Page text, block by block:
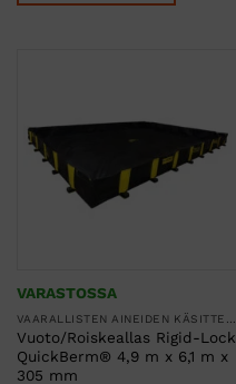
VARASTOSSA
Vuoto/Roiskeallas Rigid-Lock
QuickBerm® 4,9 m x 6,1 m x
305 mm